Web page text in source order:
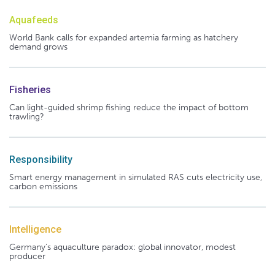
Aquafeeds
World Bank calls for expanded artemia farming as hatchery
demand grows
Fisheries
Can light-guided shrimp fishing reduce the impact of bottom
trawling?
Responsibility
Smart energy management in simulated RAS cuts electricity use,
carbon emissions
Intelligence
Germany's aquaculture paradox: global innovator, modest
producer